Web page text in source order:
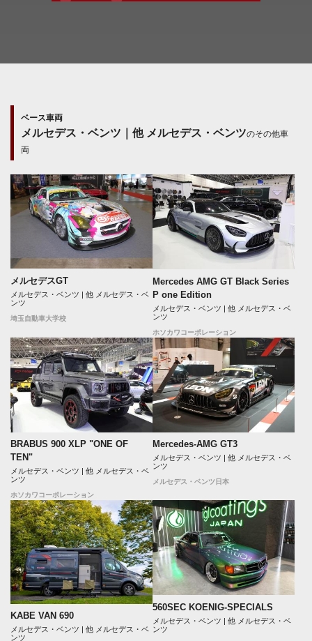
ベース車両
メルセデス・ベンツ｜他 メルセデス・ベンツのその他車
両
メルセデスGT
メルセデス・ベンツ | 他 メルセデス・ベ
ンツ
埼玉自動車大学校
Mercedes AMG GT Black Series
P one Edition
メルセデス・ベンツ | 他 メルセデス・ベ
ンツ
ホソカワコーポレーション
BRABUS 900 XLP "ONE OF
TEN"
メルセデス・ベンツ | 他 メルセデス・ベ
ンツ
ホソカワコーポレーション
Mercedes-AMG GT3
メルセデス・ベンツ | 他 メルセデス・ベ
ンツ
メルセデス・ベンツ日本
KABE VAN 690
メルセデス・ベンツ | 他 メルセデス・ベ
ンツ
560SEC KOENIG-SPECIALS
メルセデス・ベンツ | 他 メルセデス・ベ
ンツ